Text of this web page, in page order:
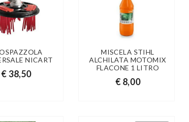
NICART
€ 38,50
MISCELA STIHL
ALCHILATA MOTOMIX
FLACONE 1 LITRO
€ 8,00